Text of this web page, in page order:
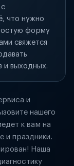
что нужно
форму
свяжется
и выходных.
и
нашего
к вам на
и праздники.
Наша